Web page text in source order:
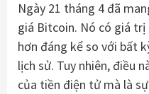
Ngày 21 tháng 4 đã
giá Bitcoin. Nó có giá trị
hơn đáng kể so với bất
lịch sử. Tuy nhiên, điều
của tiền điện tử mà là